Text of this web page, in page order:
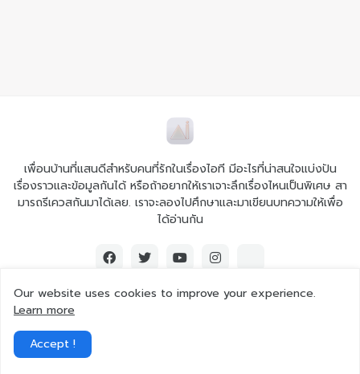
เพื่อนบ้านที่แสนดีสำหรับคนที่รักในเรื่องไอที มีอะไรที่น่าสนใจแบ่งปัน
เรื่องราวและข้อมูลกันได้ หรือถ้าอยากให้เราเจาะลึกเรื่องไหนเป็นพิเศษ สา
มารถรีเควสกันมาได้เลย. เราจะลองไปศึกษาและมาเขียนบทความให้เพื่อ
ได้อ่านกัน
Our website uses cookies to improve your experience.
Learn more
Accept !